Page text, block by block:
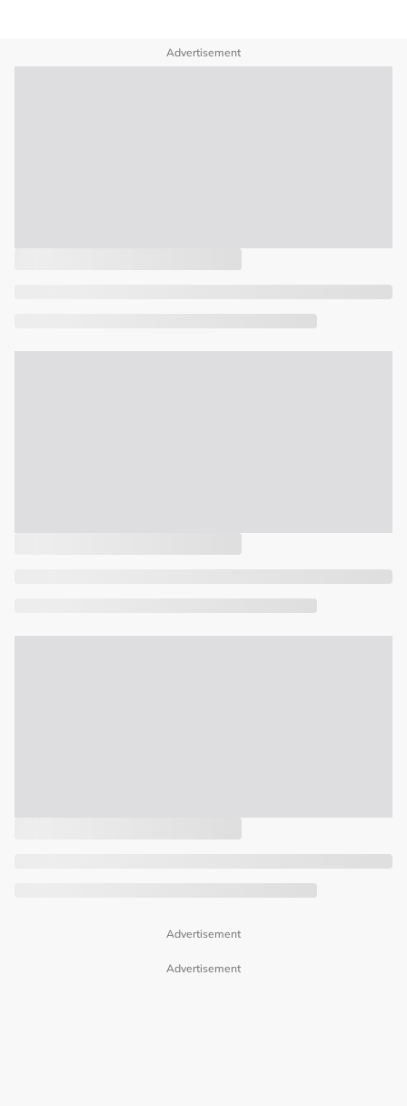
Advertisement
Advertisement
Advertisement